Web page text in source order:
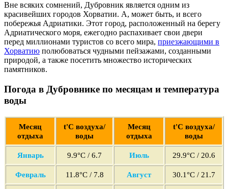
Вне всяких сомнений, Дубровник является одним из
красивейших городов Хорватии. А, может быть, и всего
побережья Адриатики. Этот город, расположенный на берегу
Адриатического моря, ежегодно распахивает свои двери
перед миллионами туристов со всего мира, приезжающими в
Хорватию полюбоваться чудными пейзажами, созданными
природой, а также посетить множество исторических
памятников.
Погода в Дубровнике по месяцам и температура
воды
Месяц
отдыха
t'С воздуха/
воды
Месяц
отдыха
t'С воздуха/
воды
Январь 9.9°C / 6.7 Июль 29.9°C / 20.6
Февраль 11 .8°C / 7.8 Август 30.1°C / 21.7